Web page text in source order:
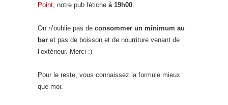
Point , notre pub fétiche à 19h00
On n’oublie pas de consommer un minimum au
bar et pas de boisson et de nourriture venant de
l’extérieur. Merci :)
Pour le reste, vous connaissez la formule mieux
que moi.